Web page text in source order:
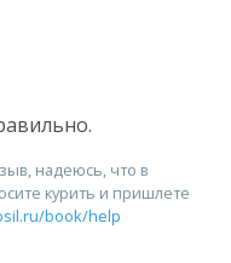
надеюсь, что в
курить и пришлете
book/help